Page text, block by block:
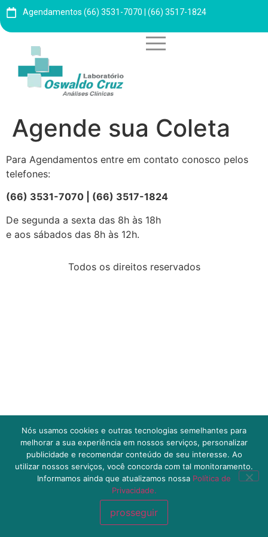
Agendamentos (66) 3531-7070 | (66) 3517-1824
Agende sua Coleta
Para Agendamentos entre em contato conosco pelos
telefones:
(66) 3531-7070 | (66) 3517-1824
De segunda a sexta das 8h às 18h
e aos sábados das 8h às 12h.
Todos os direitos reservados
Nós usamos cookies e outras tecnologias semelhantes para
melhorar a sua experiência em nossos serviços, personalizar
publicidade e recomendar conteúdo de seu interesse. Ao
utilizar nossos serviços, você concorda com tal monitoramento.
Informamos ainda que atualizamos nossa Política de
Privacidade.
prosseguir